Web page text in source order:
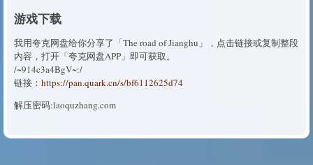
游戏下载
我用夸克网盘给你分享了「The road of Jianghu」，点击链接或复制整段
内容，打开「夸克网盘APP」即可获取。
/~914c3a4BgV~:/
链接： https://pan.quark.cn/s/bf6112625d74
解压密码:laoquzhang.com